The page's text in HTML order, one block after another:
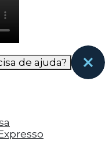
com o site. Esses
sobre
taxa de
o
de social
recursos de
de ajuda?